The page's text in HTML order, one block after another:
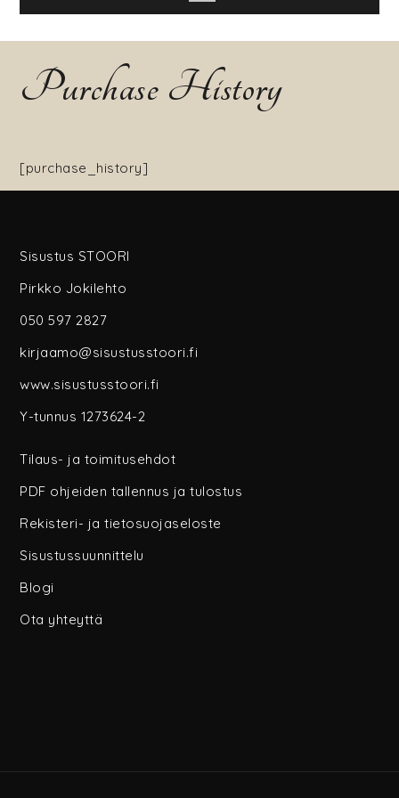
Purchase History
[purchase_history]
Sisustus STOORI
Pirkko Jokilehto
050 597 2827
kirjaamo@sisustusstoori.fi
www.sisustusstoori.fi
Y-tunnus 1273624-2
Tilaus- ja toimitusehdot
PDF ohjeiden tallennus ja tulostus
Rekisteri- ja tietosuojaseloste
Sisustussuunnittelu
Blogi
Ota yhteyttä